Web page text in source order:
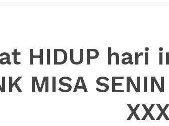
HIDUP hari
MISA
XXX